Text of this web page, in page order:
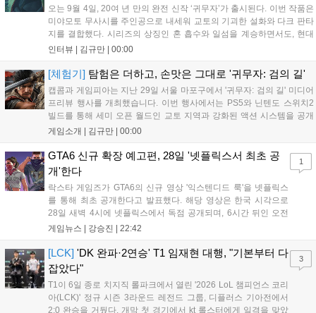
오는 9월 4일, 20여 년 만의 완전 신작 ‘귀무자’가 출시된다. 이번 작품은
미야모토 무사시를 주인공으로 내세워 교토의 기괴한 설화와 다크 판타
지를 결합했다. 시리즈의 상징인 혼 흡수와 일섬을 계승하면서도, 현대
적인 검극 액션과 '무너뜨리기 일섬'을 더해 전투의 깊이를 더했다. 개발
하고자 했으며, 실제 검술 전문가의 모션 캡처를 통해 리얼리티를 극대
화했다. 세계관을 새롭게 재구성한 이번 신작은 기존 시리즈와 설정은
다르지만, 특유의 통쾌한 손맛과 다크 판타지 분위기를 충실히 담아내어
시리즈 팬과 신규 이용자 모두에게 새로운 재미를 선사할 예정이다....
인터뷰 | 김규만 00:00
[체험기] 탐험은 더하고, 손맛은 그대로 '귀무자: 검의 길'
캡콤과 게임피아는 지난 29일 서울 마포구에서 '귀무자: 검의 길' 미디어
프리뷰 행사를 개최했습니다. 이번 행사에서는 PS5와 닌텐도 스위치2
빌드를 통해 세미 오픈 월드인 교토 지역과 강화된 액션 시스템을 공개
했습니다. 주인공 미야모토 무사시가 오니를 정화하는 과정을 담았으며,
탄탄한 게임성을 선보여 기대감을 높였습니다....
게임소개 | 김규만 00:00
GTA6 신규 확장 예고편, 28일 '넷플릭스서 최초 공
개'한다
락스타 게임즈가 GTA6의 신규 영상 '익스텐디드 룩'을 넷플릭스
를 통해 최초 공개한다고 발표했다. 해당 영상은 한국 시각으로
28일 새벽 4시에 넷플릭스에서 독점 공개되며, 6시간 뒤인 오전
10시부터 공식 유튜브와 홈페이지에서도 확인할 수 있다. 기존보
이례적인 협업이 향후 게임 마케팅 방식에 어떤 변화를 가져올지
전 세계 팬들의 이목이 쏠리고 있다....
게임뉴스 | 강승진 22:42
1
[LCK] 'DK 완파·2연승' T1 임재현 대행, "기본부터 다
잡았다"
T1이 6일 종로 치지직 롤파크에서 열린 '2026 LoL 챔피언스 코리
아(LCK)' 정규 시즌 3라운드 레전드 그룹, 디플러스 기아전에서
2:0 완승을 거뒀다. 개막 첫 경기에서 kt 롤스터에게 일격을 맞았
3